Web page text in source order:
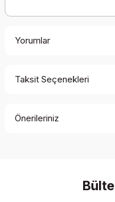
Yorumlar
Taksit Seçenekleri
Önerileriniz
Görüş ve önerileriniz için